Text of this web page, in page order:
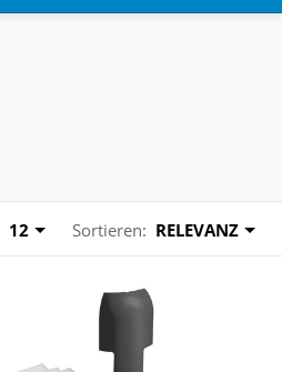
12 Sortieren: RELEVANZ